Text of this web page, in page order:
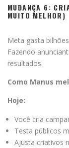
MUDANÇA 6:
MUITO MELHOR)
Meta gasta
Fazendo
resultados.
Como Manus
Hoje:
Você cria
Testa públicos
Ajusta criativos